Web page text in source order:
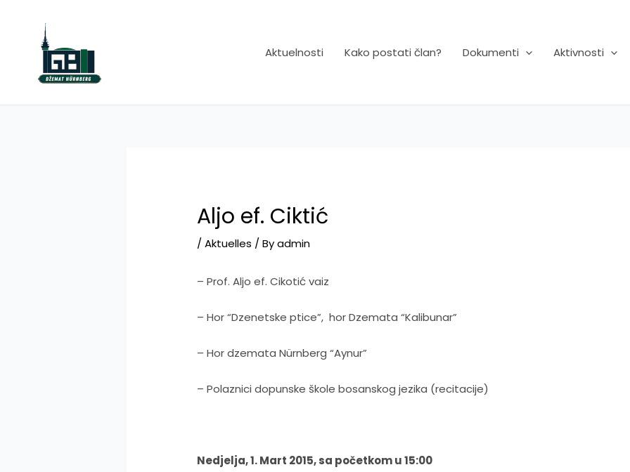
content
Aktuelnosti Kako postati član? Dokumenti Aktivnosti
Aljo ef. Ciktić
/Aktuelles / Byadmin
– Prof. Aljo ef. Cikotić vaiz
– Hor “Dzenetske ptice”, hor Dzemata “Kalibunar”
– Hor dzemata Nürnberg “Aynur”
– Polaznici dopunske škole bosanskog jezika (recitacije)
Nedjelja, 1. Mart 2015, sa početkom u 15:00